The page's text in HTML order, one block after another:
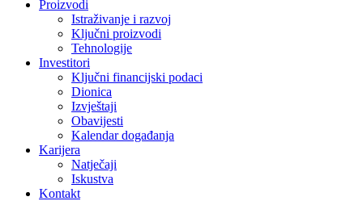
Proizvodi
Istraživanje i razvoj
Ključni proizvodi
Tehnologije
Investitori
Ključni financijski podaci
Dionica
Izvještaji
Obavijesti
Kalendar događanja
Karijera
Natječaji
Iskustva
Kontakt